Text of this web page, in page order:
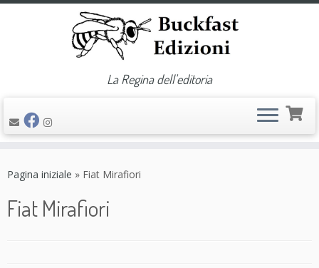
La Regina dell'editoria
Pagina iniziale » Fiat Mirafiori
Fiat Mirafiori